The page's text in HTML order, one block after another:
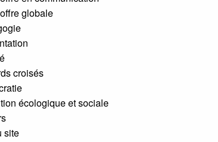
globale
croisés
écologique et sociale
site